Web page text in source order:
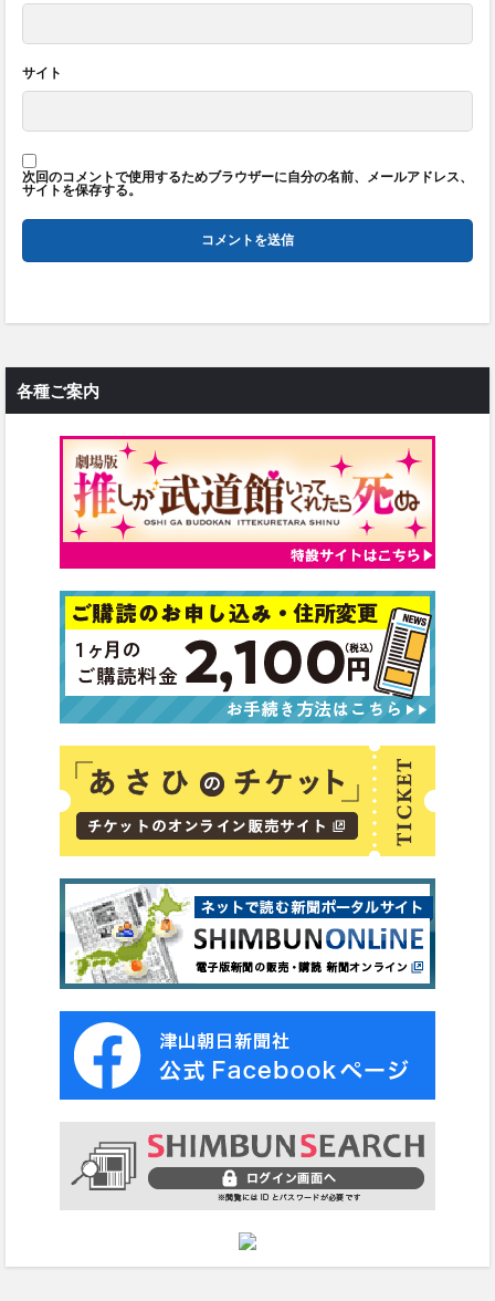
サイト
次回のコメントで使用するためブラウザーに自分の名前、メールアドレス、
サイトを保存する。
各種ご案内